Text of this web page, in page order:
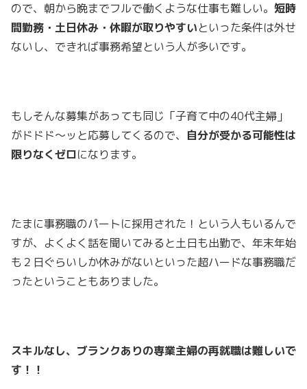
ので、朝から晩までフルで働くような仕事も難しい。 短時
間勤務・土日休み・休暇が取りやすいといった条件は外せ
ないし、できれば事務希望という人が多いです。
もしそんな募集があっても同じ「子育て中の40代主婦」
がドドド～ッと応募してくるので、 自分が受かる可能性は
限りなくゼロになります。
たまに事務職のパートに採用された！という人もいるんで
すが、よくよく話を聞いてみると土日も出勤で、年末年始
も２日ぐらいしか休みがないといった超ハードな事務職だ
ったということもありました。
スキルなし、ブランクありの専業主婦の再就職は難しいで
す！！